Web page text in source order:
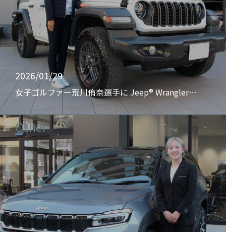
2026/01/29
女子ゴルファー荒川侑奈選手に Jeep® Wrangler…
Other